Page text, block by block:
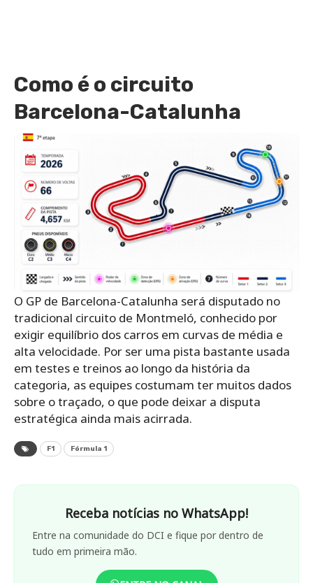
Como é o circuito
Barcelona-Catalunha
O GP de Barcelona-Catalunha será disputado no
tradicional circuito de Montmeló, conhecido por
exigir equilíbrio dos carros em curvas de média e
alta velocidade. Por ser uma pista bastante usada
em testes e treinos ao longo da história da
categoria, as equipes costumam ter muitos dados
sobre o traçado, o que pode deixar a disputa
estratégica ainda mais acirrada.
F1 Fórmula 1
Receba notícias no WhatsApp!
Entre na comunidade do DCI e fique por dentro de
tudo em primeira mão.